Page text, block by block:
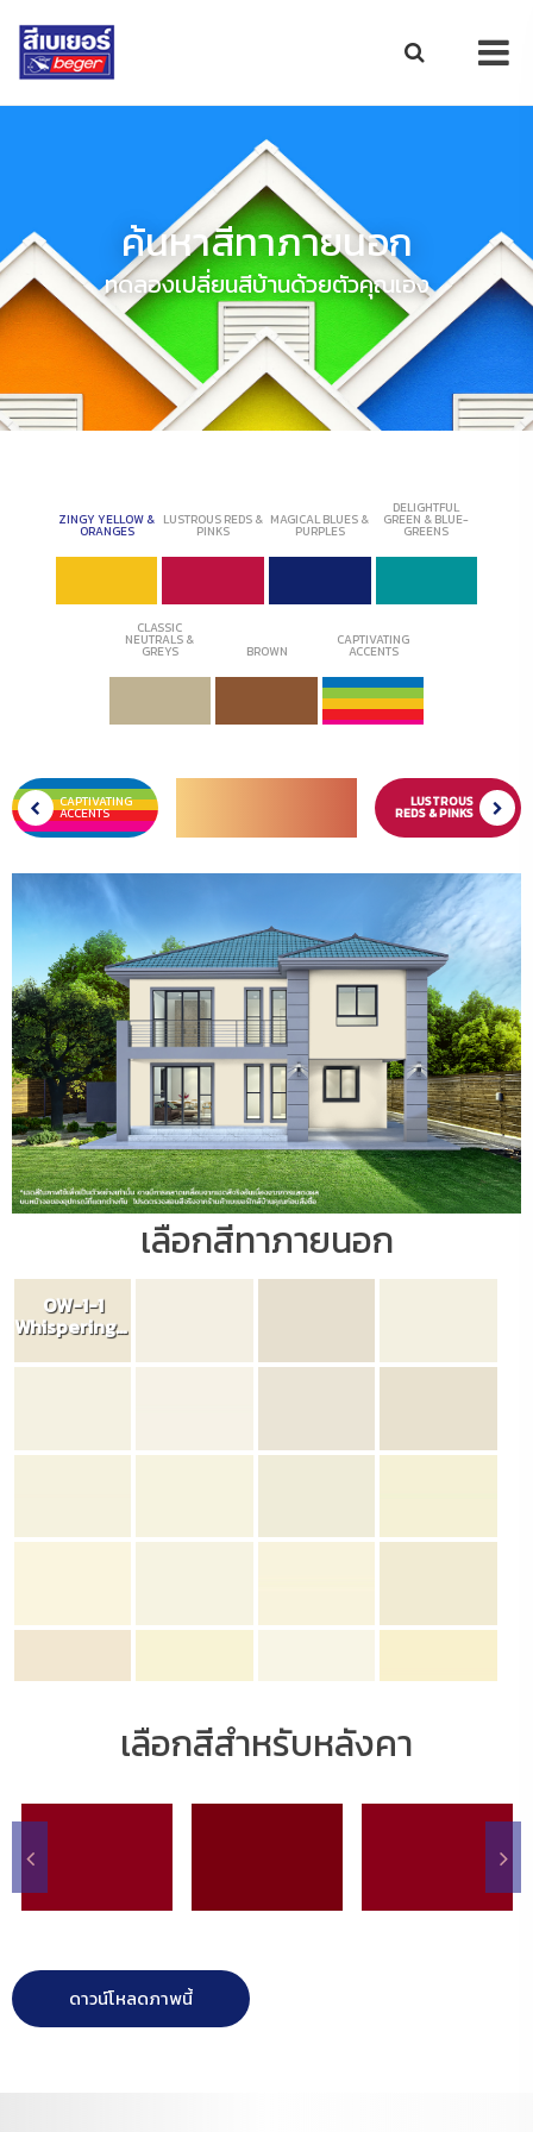
ค้นหาสีทาภายนอก
ทดลองเปลี่ยนสีบ้านด้วยตัวคุณเอง
ZINGY YELLOW &
ORANGES
LUSTROUS REDS &
PINKS
MAGICAL BLUES &
PURPLES
DELIGHTFUL
GREEN & BLUE-
GREENS
CLASSIC
NEUTRALS &
GREYS BROWN
CAPTIVATING
ACCENTS
CAPTIVATING
ACCENTS
LUSTROUS
REDS & PINKS
เลือกสีทาภายนอก
OW-1-1
Whispering Wind
เลือกสีสำหรับหลังคา
ดาวน์โหลดภาพนี้